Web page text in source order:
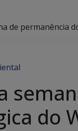
de permanência
do